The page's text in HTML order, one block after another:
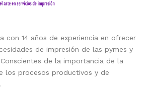
con 14 años de experiencia en ofrecer
de impresión de las pymes y
de la importancia de la
los procesos productivos y de